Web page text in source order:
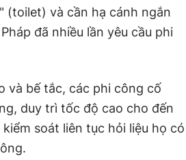
(toilet) và cần hạ cánh ngắn
đã nhiều lần yêu cầu phi
và bế tắc, các phi công cố
duy trì tốc độ cao cho đến
soát liên tục hỏi liệu họ có